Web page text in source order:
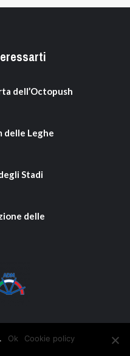
dell’Octopush
delle Leghe
Stadi
delle
Ok Cookie policy